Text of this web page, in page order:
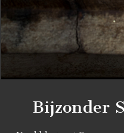
Bijzonder